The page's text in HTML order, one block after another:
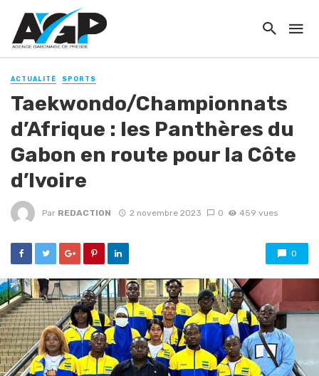
ACTUALITÉ SPORTS
Taekwondo/Championnats
d’Afrique : les Panthères du
Gabon en route pour la Côte
d’Ivoire
Par REDACTION 2 novembre 2023 0 459 vues
0